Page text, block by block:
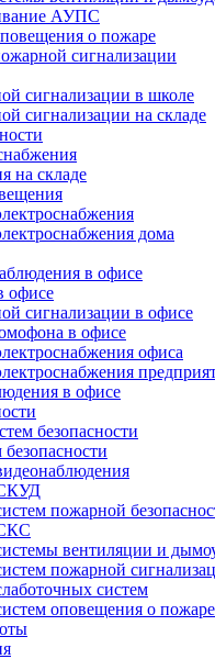
АУПС
о пожаре
сигнализации
сигнализации в школе
сигнализации на складе
на складе
дома
в офисе
офисе
сигнализации в офисе
в офисе
офиса
в офисе
безопасности
пожарной
вентиляции и
пожарной
систем
оповещения о пожаре